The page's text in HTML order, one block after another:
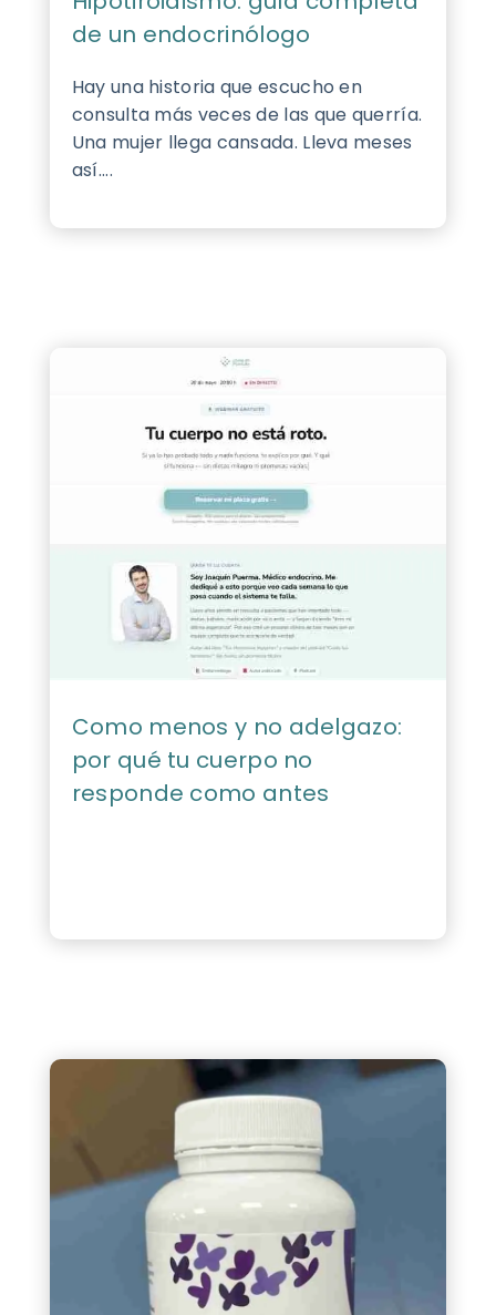
de un endocrinólogo
Hay una historia que escucho en
consulta más veces de las que querría.
Una mujer llega cansada. Lleva meses
así....
Como menos y no adelgazo:
por qué tu cuerpo no
responde como antes